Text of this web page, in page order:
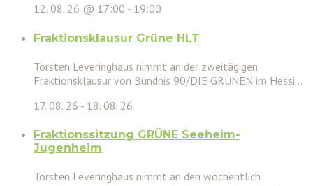
12. 08. 26 @ 17:00 - 19:00
Fraktionsklausur Grüne HLT
Torsten Leveringhaus nimmt an der zweitägigen
Fraktionsklausur von Bündnis 90/DIE GRÜNEN im Hessi...
17. 08. 26 - 18. 08. 26
Fraktionssitzung GRÜNE Seeheim-
Jugenheim
Torsten Leveringhaus nimmt an den wöchentlich